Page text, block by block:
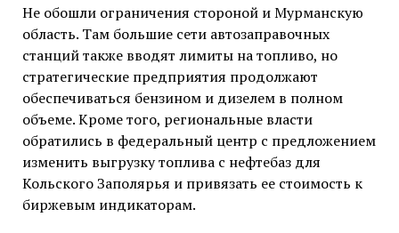
Не обошли ограничения стороной и Мурманскую
область. Там большие сети автозаправочных
станций также вводят лимиты на топливо, но
стратегические предприятия продолжают
обеспечиваться бензином и дизелем в полном
объеме. Кроме того, региональные власти
обратились в федеральный центр с предложением
изменить выгрузку топлива с нефтебаз для
Кольского Заполярья и привязать ее стоимость к
биржевым индикаторам.